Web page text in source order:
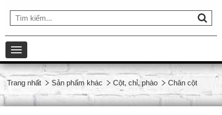
Toggle
navigation
Trang nhất Sản phẩm khác Cột, chỉ, phào Chân cột